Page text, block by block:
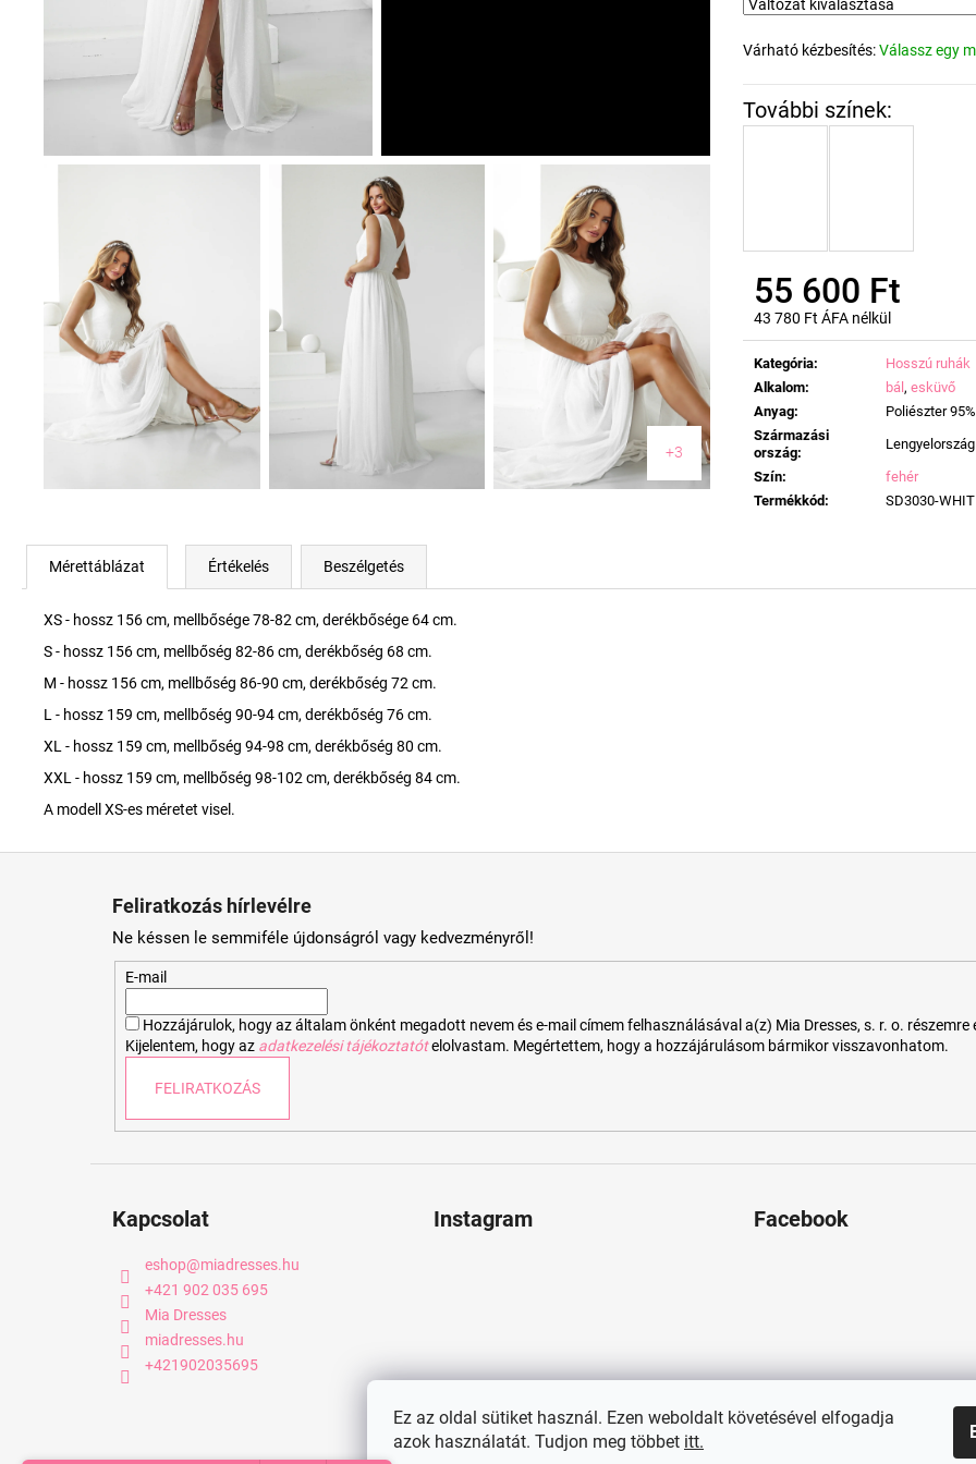
Ez az oldal sütiket használ. Ezen weboldalt követésével elfogadja
azok használatát. Tudjon meg többet itt.
Várható kézbesítés:Válassz egy
55 600 Ft
43 780 Ft ÁFA nélkül
Egységár:
Kategória:
Hosszú ruhák
Alkalom: bál, esküvő
Anyag:
Poliészter
Származási
ország:
Lengyelország
Szín:
fehér
Termékkód: SD3030-
+3
Mérettáblázat Értékelés Beszélgetés
XS - hossz 156 cm, mellbősége 78-82 cm, derékbősége 64 cm.
S - hossz 156 cm, mellbőség 82-86 cm, derékbőség 68 cm.
M - hossz 156 cm, mellbőség 86-90 cm, derékbőség 72 cm.
L - hossz 159 cm, mellbőség 90-94 cm, derékbőség 76 cm.
XL - hossz 159 cm, mellbőség 94-98 cm, derékbőség 80 cm.
XXL - hossz 159 cm, mellbőség 98-102 cm, derékbőség 84 cm.
A modell XS-es méretet visel.
Feliratkozás hírlevélre
Ne késsen le semmiféle újdonságról vagy kedvezményről!
E-mail
Hozzájárulok, hogy az általam önként megadott nevem és e-mail címem felhasználásával a(z) Mia Dresses, s. r. o.
Kijelentem, hogy az adatkezelési tájékoztatót elolvastam. Megértettem, hogy a hozzájárulásom bármikor visszavonhatom.
FELIRATKOZÁS
Kapcsolat
eshop@miadresses.hu
+421 902 035 695
Mia Dresses
miadresses.hu
+421902035695
Instagram Facebook